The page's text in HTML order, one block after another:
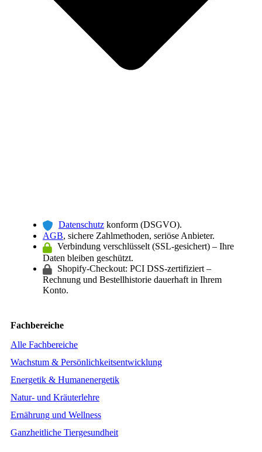
Datenschutz konform (DSGVO).
AGB, sichere Zahlmethoden, seriöse Anbieter.
Verbindung verschlüsselt (SSL-gesichert) – Ihre
Daten bleiben geschützt.
Shopify-Checkout: PCI DSS-zertifiziert –
Rechnung und Bestellhistorie dauerhaft in Ihrem
Konto.
Fachbereiche
Alle Fachbereiche
Wachstum & Persönlichkeitsentwicklung
Energetik & Humanenergetik
Natur- und Kräuterlehre
Ernährung und Wellness
Ganzheitliche Tiergesundheit